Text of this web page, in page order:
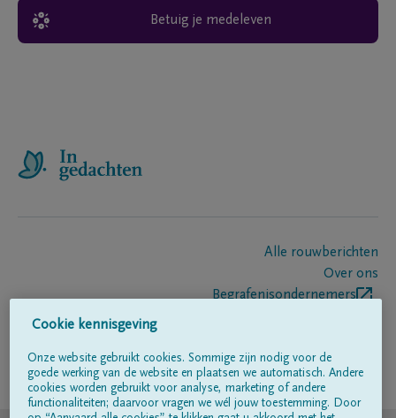
Betuig je medeleven
Alle rouwberichten
Over ons
Begrafenisondernemers
Volg ons op
Cookie kennisgeving
Onze website gebruikt cookies. Sommige zijn nodig voor de
goede werking van de website en plaatsen we automatisch. Andere
cookies worden gebruikt voor analyse, marketing of andere
functionaliteiten; daarvoor vragen we wél jouw toestemming. Door